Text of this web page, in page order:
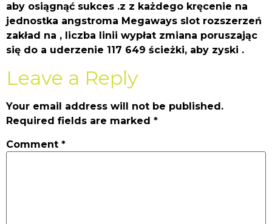
aby osiągnąć sukces .z z każdego kręcenie na
jednostka angstroma Megaways slot rozszerzeń
zakład na , liczba linii wypłat zmiana poruszając
się do a uderzenie 117 649 ścieżki, aby zyski .
Leave a Reply
Your email address will not be published.
Required fields are marked *
Comment *